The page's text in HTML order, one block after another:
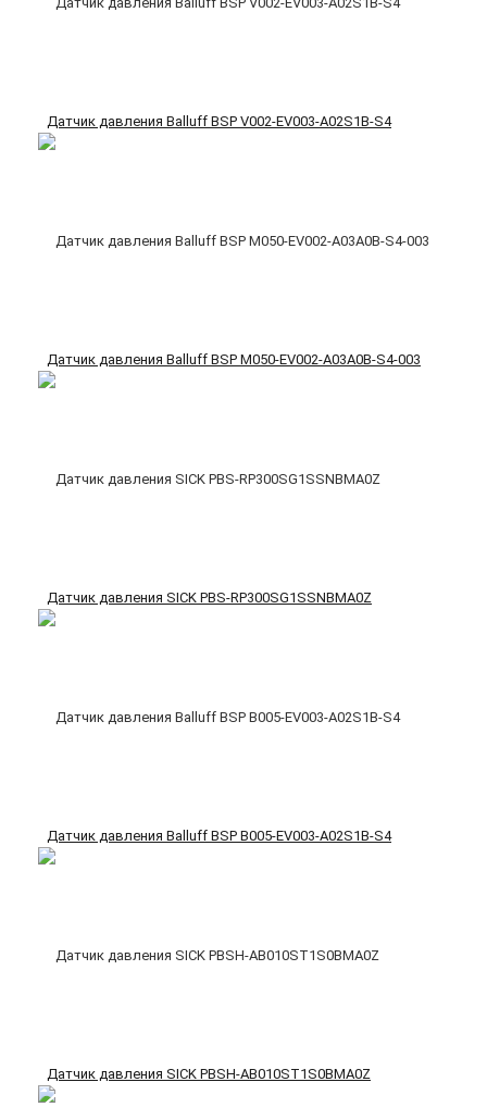
Датчик давления Balluff BSP V002-EV003-A02S1B-S4
Датчик давления Balluff BSP M050-EV002-A03A0B-S4-003
Датчик давления SICK PBS-RP300SG1SSNBMA0Z
Датчик давления Balluff BSP B005-EV003-A02S1B-S4
Датчик давления SICK PBSH-AB010ST1S0BMA0Z